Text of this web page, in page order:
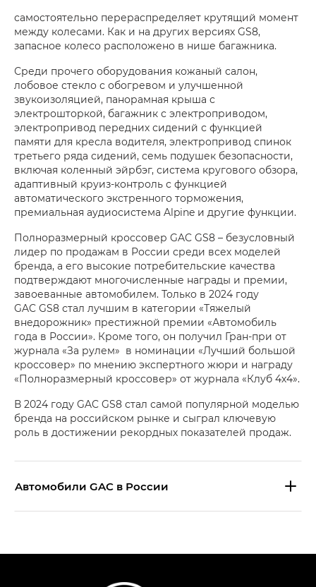
самостоятельно перераспределяет крутящий момент
между колесами. Как и на других версиях GS8,
запасное колесо расположено в нише багажника.
Среди прочего оборудования кожаный салон,
лобовое стекло с обогревом и улучшенной
звукоизоляцией, панорамная крыша с
электрошторкой, багажник с электроприводом,
электропривод передних сидений с функцией
памяти для кресла водителя, электропривод спинок
третьего ряда сидений, семь подушек безопасности,
включая коленный эйрбэг, система кругового обзора,
адаптивный круиз-контроль с функцией
автоматического экстренного торможения,
премиальная аудиосистема Alpine и другие функции.
Полноразмерный кроссовер GAC GS8 – безусловный
лидер по продажам в России среди всех моделей
бренда, а его высокие потребительские качества
подтверждают многочисленные награды и премии,
завоеванные автомобилем. Только в 2024 году
GAC GS8 стал лучшим в категории «Тяжелый
внедорожник» престижной премии «Автомобиль
года в России». Кроме того, он получил Гран-при от
журнала «За рулем» в номинации «Лучший большой
кроссовер» по мнению экспертного жюри и награду
«Полноразмерный кроссовер» от журнала «Клуб 4х4».
В 2024 году GAC GS8 стал самой популярной моделью
бренда на российском рынке и сыграл ключевую
роль в достижении рекордных показателей продаж.
Aвтомобили GAC в России
Эс Икс ПРЕМИУМ — SX PREMIUM
S7 — Эс 7 (S7) в комплектациях